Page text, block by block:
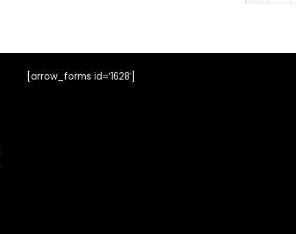
[arrow_forms id=’1628′]